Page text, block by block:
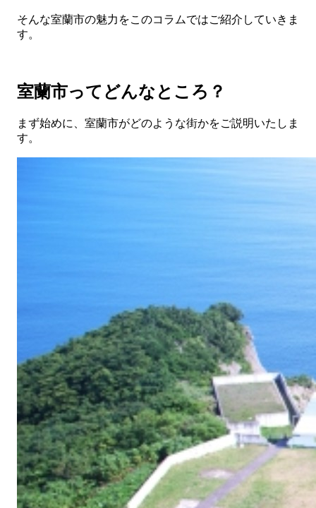
そんな室蘭市の魅力をこのコラムではご紹介していきま
す。
室蘭市ってどんなところ？
まず始めに、室蘭市がどのような街かをご説明いたしま
す。